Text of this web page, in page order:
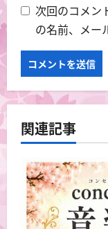
次回のコメン
の名前、メー
関連記事